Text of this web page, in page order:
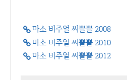
마소 비주얼 씨쁠쁠 2008
마소 비주얼 씨쁠쁠 2010
마소 비주얼 씨쁠쁠 2012